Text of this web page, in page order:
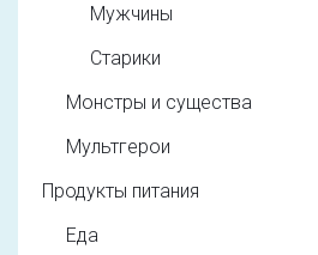
Мужчины
Старики
Монстры и существа
Мультгерои
Продукты питания
Еда